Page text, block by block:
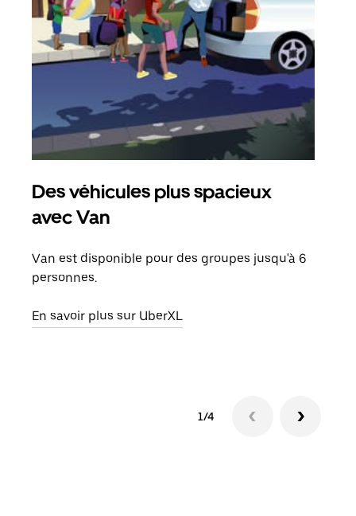
Des véhicules plus spacieux
avec Van
Van est disponible pour des groupes jusqu'à 6
personnes.
En savoir plus sur UberXL
1/4